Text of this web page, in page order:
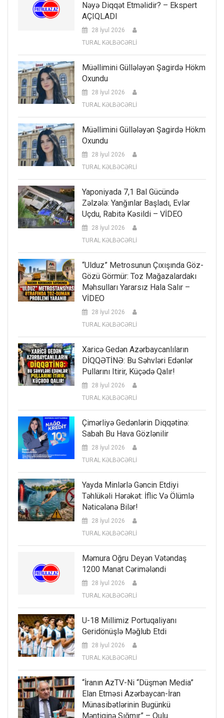
Nəyə Diqqət Etməlidir? – Ekspert
AÇIQLADI
28 İyul 2026
TURAL KƏLBƏCƏRLİ
Müəllimini Güllələyən Şagirdə Hökm
Oxundu
28 İyul 2026
TURAL KƏLBƏCƏRLİ
Müəllimini Güllələyən Şagirdə Hökm
Oxundu
28 İyul 2026
TURAL KƏLBƏCƏRLİ
Yaponiyada 7,1 Bal Gücündə
Zəlzələ: Yanğınlar Başladı, Evlər
Uçdu, Rabitə Kəsildi – VİDEO
28 İyul 2026
TURAL KƏLBƏCƏRLİ
“Ulduz” Metrosunun Çıxışında Göz-
Gözü Görmür: Toz Mağazalardakı
Məhsulları Yararsız Hala Salır –
VİDEO
28 İyul 2026
TURAL KƏLBƏCƏRLİ
Xaricə Gedən Azərbaycanlıların
DİQQƏTİNƏ: Bu Səhvləri Edənlər
Pullarını Itirir, Küçədə Qalır!
28 İyul 2026
TURAL KƏLBƏCƏRLİ
Çimərliyə Gedənlərin Diqqətinə:
Sabah Bu Hava Gözlənilir
28 İyul 2026
TURAL KƏLBƏCƏRLİ
Yayda Minlərlə Gəncin Etdiyi
Təhlükəli Hərəkət: İflic Və Ölümlə
Nəticələnə Bilər!
28 İyul 2026
TURAL KƏLBƏCƏRLİ
Məmura Oğru Deyən Vətəndaş
1200 Manat Cərimələndi
28 İyul 2026
TURAL KƏLBƏCƏRLİ
U-18 Millimiz Portuqaliyanı
Geridönüşlə Məğlub Etdi
28 İyul 2026
TURAL KƏLBƏCƏRLİ
“İranın AzTV-Ni “düşmən Media”
Elan Etməsi Azərbaycan-İran
Münasibətlərinin Bugünkü
Məntiqinə Sığmır” – Qulu